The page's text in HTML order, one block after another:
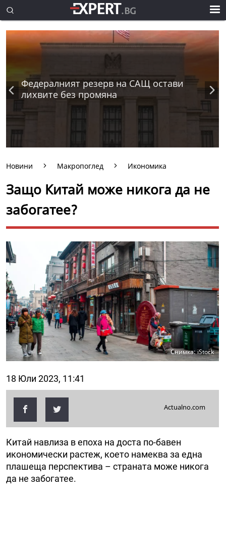
Федералният резерв на САЩ остави
лихвите без промяна
Новини Макропоглед Икономика
Защо Китай може никога да не
забогатее?
Снимка: iStock
18 Юли 2023, 11:41
Actualno.com
Китай навлиза в епоха на доста по-бавен
икономически растеж, което намеква за една
плашеща перспектива – страната може никога
да не забогатее.